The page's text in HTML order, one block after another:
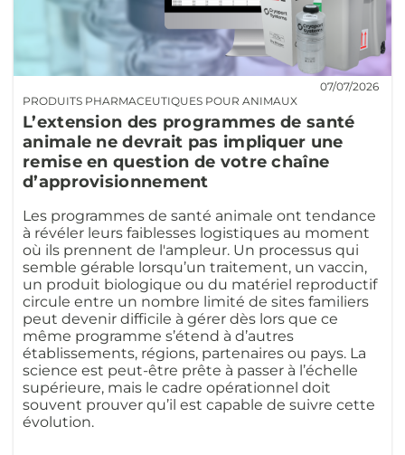
PRODUITS PHARMACEUTIQUES POUR ANIMAUX
07/07/2026
L’extension des programmes de santé
animale ne devrait pas impliquer une
remise en question de votre chaîne
d’approvisionnement
Les programmes de santé animale ont tendance
à révéler leurs faiblesses logistiques au moment
où ils prennent de l'ampleur. Un processus qui
semble gérable lorsqu’un traitement, un vaccin,
un produit biologique ou du matériel reproductif
circule entre un nombre limité de sites familiers
peut devenir difficile à gérer dès lors que ce
même programme s’étend à d’autres
établissements, régions, partenaires ou pays. La
science est peut-être prête à passer à l’échelle
supérieure, mais le cadre opérationnel doit
souvent prouver qu’il est capable de suivre cette
évolution.